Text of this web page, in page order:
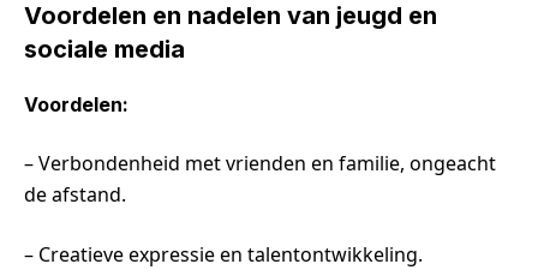
Voordelen en nadelen van jeugd en
sociale media
Voordelen:
– Verbondenheid met vrienden en familie, ongeacht
de afstand.
– Creatieve expressie en talentontwikkeling.